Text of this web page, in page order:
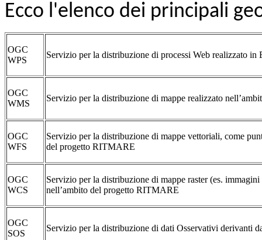
Ecco l'elenco dei principali
OGC
WPS
Servizio per la distribuzione di processi Web realizzato in
OGC
WMS
Servizio per la distribuzione di mappe realizzato
OGC
WFS
Servizio per la distribuzione di mappe vettoriali, come
del progetto RITMARE
OGC
WCS
Servizio per la distribuzione di mappe raster (es.
nell’ambito del progetto RITMARE
OGC
SOS
Servizio per la distribuzione di dati Osservativi derivanti